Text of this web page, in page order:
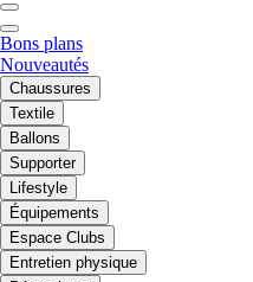
Bons plans
Nouveautés
Chaussures
Textile
Ballons
Supporter
Lifestyle
Équipements
Espace Clubs
Entretien physique